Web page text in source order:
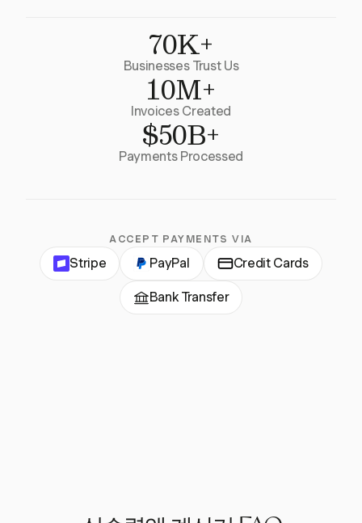
70K+
Businesses Trust Us
10M+
Invoices Created
$50B+
Payments Processed
ACCEPT PAYMENTS VIA
Stripe PayPal Credit Cards
Bank Transfer